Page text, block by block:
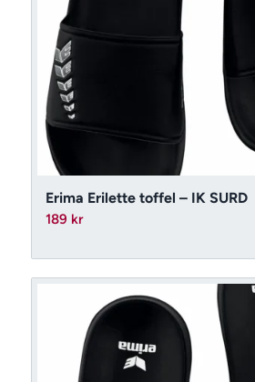
Erima Erilette toffel – IK SURD
189 kr